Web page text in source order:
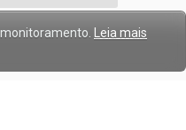
Leia mais